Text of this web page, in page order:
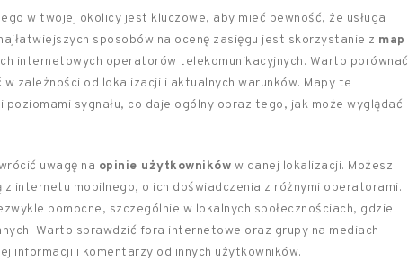
w twojej okolicy jest kluczowe, aby mieć pewność, że usługa
sposobów na ocenę zasięgu jest skorzystanie z map
internetowych operatorów telekomunikacyjnych. Warto porównać
zależności od lokalizacji i aktualnych warunków. Mapy te
sygnału, co daje ogólny obraz tego, jak może wyglądać
uwagę na opinie użytkowników w danej lokalizacji. Możesz
internetu mobilnego, o ich doświadczenia z różnymi operatorami.
pomocne, szczególnie w lokalnych społecznościach, gdzie
Warto sprawdzić fora internetowe oraz grupy na mediach
informacji i komentarzy od innych użytkowników.